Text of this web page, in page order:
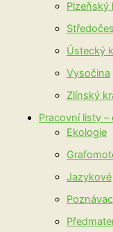
Plzeňský
Ústecký
Vysočina
Zlínský
Pracovní listy
Ekologie
Jazykové